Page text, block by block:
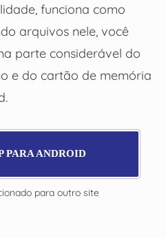
funciona como
arquivos nele, você
parte considerável do
e do cartão de memória
PARA ANDROID
para outro site